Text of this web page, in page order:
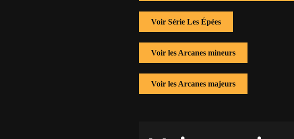
Voir Série Les Épées
Voir les Arcanes mineurs
Voir les Arcanes majeurs